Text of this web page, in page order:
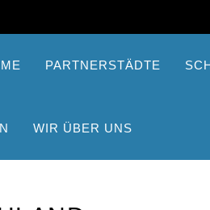
PARTNERSTÄDTE
WIR ÜBER UNS